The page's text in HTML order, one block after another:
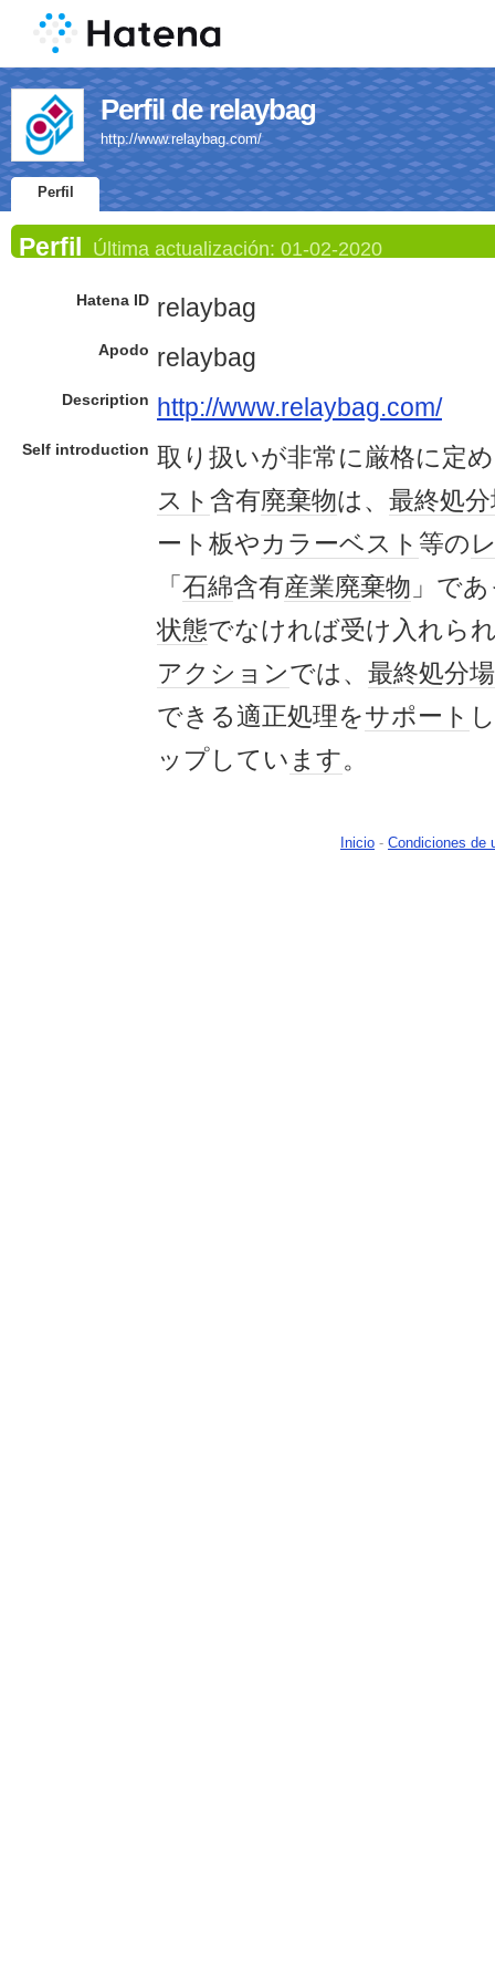
Perfil de relaybag
http://www.relaybag.com/
Perfil
Perfil Última actualización: 01-02-2020
Hatena ID relaybag
Apodo relaybag
Description http://www.relaybag.com/
Self introduction 取り扱いが非常に厳格に定
スト 含有廃棄物は、 最終処
ート板やカラーベスト 等の
「 石綿含有産業廃棄物 」で
状態でなければ受け入れら
アクションでは、 最終処分場
できる適正処理をサポート
ップしてい ます。
Inicio - Condiciones de